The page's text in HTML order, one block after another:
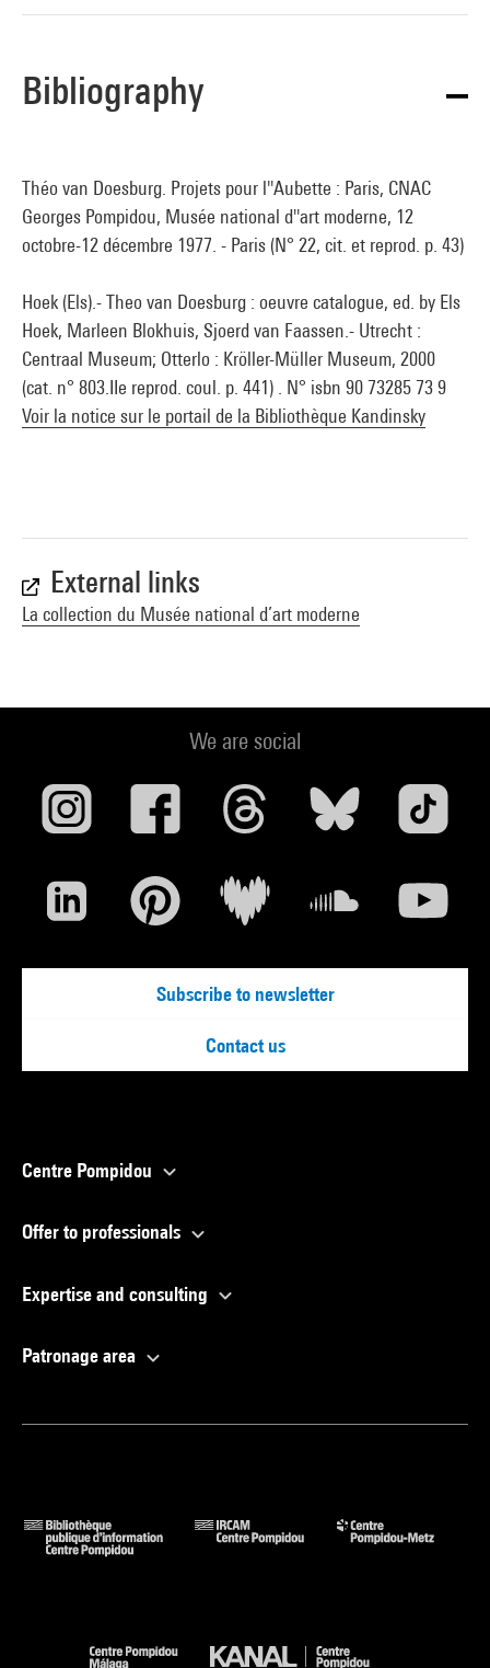
Bibliography
Théo van Doesburg. Projets pour l''Aubette : Paris, CNAC
Georges Pompidou, Musée national d''art moderne, 12
octobre-12 décembre 1977. - Paris (N° 22, cit. et reprod. p. 43)
Hoek (Els).- Theo van Doesburg : oeuvre catalogue, ed. by Els
Hoek, Marleen Blokhuis, Sjoerd van Faassen.- Utrecht :
Centraal Museum; Otterlo : Kröller-Müller Museum, 2000
(cat. n° 803.IIe reprod. coul. p. 441) . N° isbn 90 73285 73 9
Voir la notice sur le portail de la Bibliothèque Kandinsky
External links
La collection du Musée national d’art moderne
We are social
Subscribe to newsletter
Contact us
Centre Pompidou
Offer to professionals
Expertise and consulting
Patronage area